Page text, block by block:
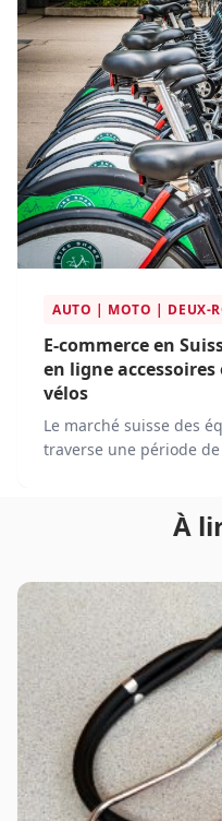
AUTO | MOTO | DEUX-
E-commerce en
en ligne
vélos
Le marché suisse des
traverse une période
croissante et à des
À